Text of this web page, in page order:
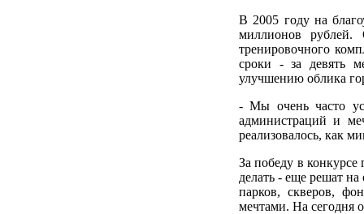
В 2005 году на
миллионов рублей.
тренировочного
сроки - за девять
улучшению облика
- Мы очень часто
администраций и
реализовалось, как
За победу в
делать - еще решат
парков, скверов,
мечтами. На сегодня